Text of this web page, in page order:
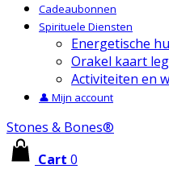
Cadeaubonnen
Spirituele Diensten
Energetische
Orakel kaart
Activiteiten en
👤 Mijn account
Stones & Bones®
Cart 0